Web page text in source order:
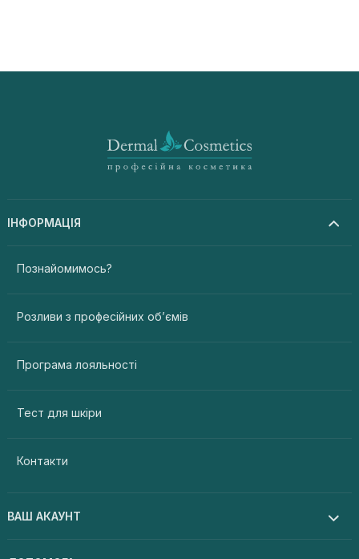
ІНФОРМАЦІЯ
Познайомимось?
Розливи з професійних об’ємів
Програма лояльності
Тест для шкіри
Контакти
ВАШ АКАУНТ